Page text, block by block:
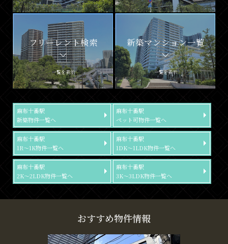
フリーレント検索
一覧を表示
新築マンション一覧
一覧を表示
麻布十番駅
新築物件一覧へ
麻布十番駅
ペット可物件一覧へ
麻布十番駅
1R～1K物件一覧へ
麻布十番駅
1DK～1LDK物件一覧へ
麻布十番駅
2K～2LDK物件一覧へ
麻布十番駅
3K～3LDK物件一覧へ
おすすめ物件情報